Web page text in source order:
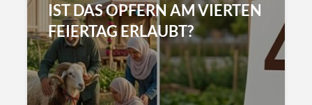
IST DAS OPFERN AM VIERTEN
FEIERTAG ERLAUBT?